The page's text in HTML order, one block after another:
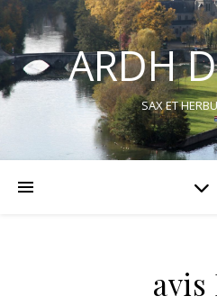
ARDH
SAX ET
avis